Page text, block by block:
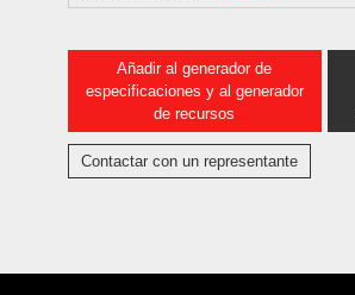
Añadir al generador de
especificaciones y al generador
de recursos
Contactar con un representante